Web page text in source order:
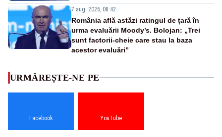
7 aug. 2026, 08:42
România află astăzi ratingul de țară în
urma evaluării Moody’s. Bolojan: „Trei
sunt factorii-cheie care stau la baza
acestor evaluări”
URMĂREȘTE-NE PE
Facebook YouTube